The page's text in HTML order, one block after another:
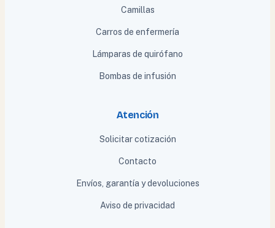
Camillas
Carros de enfermería
Lámparas de quirófano
Bombas de infusión
Atención
Solicitar cotización
Contacto
Envíos, garantía y devoluciones
Aviso de privacidad